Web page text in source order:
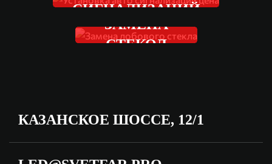
СИГНАЛИЗАЦИЙ
ЗАМЕНА
СТЕКОЛ
КАЗАНСКОЕ ШОССЕ, 12/1